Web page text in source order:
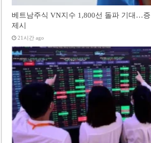
베트남주식 VN지수 1,800선 돌파 기대…
제시
21시간 ago